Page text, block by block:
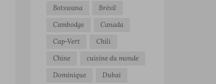
Botswana
Brésil
Cambodge
Canada
Cap-Vert
Chili
Chine
cuisine du monde
Dominique
Dubai